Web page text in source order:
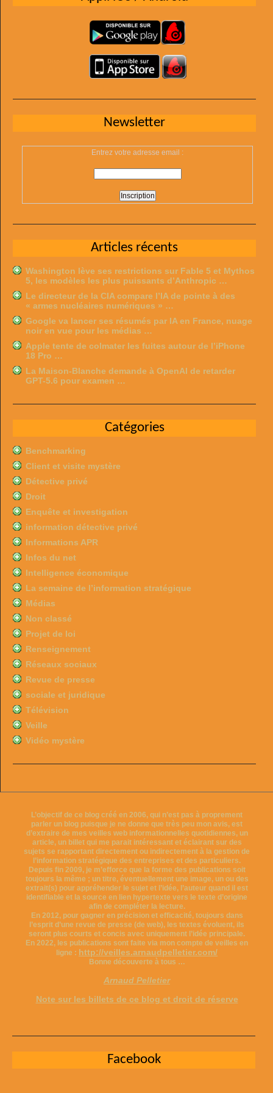
Newsletter
Entrez votre adresse email :
Articles récents
Washington lève ses restrictions sur Fable 5 et Mythos
5, les modèles les plus puissants d’Anthropic …
Le directeur de la CIA compare l’IA de pointe à des
« armes nucléaires numériques » …
Google va lancer ses résumés par IA en France, nuage
noir en vue pour les médias …
Apple tente de colmater les fuites autour de l’iPhone
18 Pro …
La Maison-Blanche demande à OpenAI de retarder
GPT-5.6 pour examen …
Catégories
Benchmarking
Client et visite mystère
Détective privé
Droit
Enquête et investigation
information détective privé
Informations APR
Infos du net
Intelligence économique
La semaine de l’information stratégique
Médias
Non classé
Projet de loi
Renseignement
Réseaux sociaux
Revue de presse
sociale et juridique
Télévision
Veille
Vidéo mystère
L’objectif de ce blog créé en 2006, qui n’est pas à proprement
parler un blog puisque je ne donne que très peu mon avis, est
d’extraire de mes veilles web informationnelles quotidiennes, un
article, un billet qui me parait intéressant et éclairant sur des
sujets se rapportant directement ou indirectement à la gestion de
l’information stratégique des entreprises et des particuliers.
Depuis fin 2009, je m’efforce que la forme des publications soit
toujours la même ; un titre, éventuellement une image, un ou des
extrait(s) pour appréhender le sujet et l’idée, l’auteur quand il est
identifiable et la source en lien hypertexte vers le texte d’origine
afin de compléter la lecture.
En 2012, pour gagner en précision et efficacité, toujours dans
l’esprit d’une revue de presse (de web), les textes évoluent, ils
seront plus courts et concis avec uniquement l’idée principale.
En 2022, les publications sont faite via mon compte de veilles en
ligne : http://veilles.arnaudpelletier.com/
Bonne découverte à tous …
Arnaud Pelletier
Note sur les billets de ce blog et droit de réserve
Facebook